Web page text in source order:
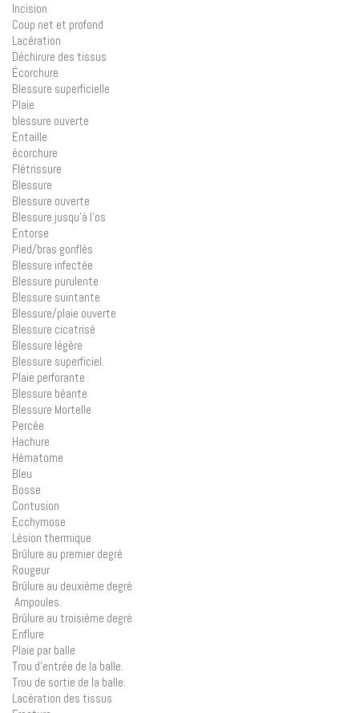
Incision
Coup net et profond
Lacération
Déchirure des tissus
Écorchure
Blessure superficielle
Plaie
blessure ouverte
Entaille
écorchure
Flétrissure
Blessure
Blessure ouverte
Blessure jusqu’à l’os
Entorse
Pied/bras gonflés
Blessure infectée
Blessure purulente
Blessure suintante
Blessure/plaie ouverte
Blessure cicatrisé
Blessure légère
Blessure superficiel.
Plaie perforante
Blessure béante
Blessure Mortelle
Percée
Hachure
Hématome
Bleu
Bosse
Contusion
Ecchymose
Lésion thermique
Brûlure au premier degré
Rougeur
Brûlure au deuxième degré
Ampoules.
Brûlure au troisième degré
Enflure
Plaie par balle
Trou d’entrée de la balle.
Trou de sortie de la balle.
Lacération des tissus